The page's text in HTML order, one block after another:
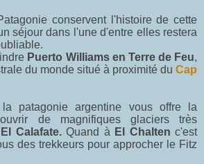
conservent l'histoire de cette
séjour dans l'une d'entre elles restera
Puerto Williams en Terre de Feu,
du monde situé à proximité du Cap
patagonie argentine vous offre la
de magnifiques glaciers très
El Calafate.Quand à El Chalten c'est
des trekkeurs pour approcher le Fitz